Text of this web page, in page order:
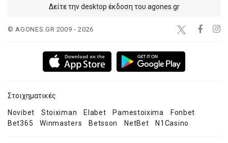
Δείτε την desktop έκδοση του agones.gr
© AGONES.GR 2009 - 2026
Στοιχηματικές
Novibet Stoiximan Elabet Pamestoixima
Fonbet
Bet365
Winmasters Betsson NetBet N1Casino